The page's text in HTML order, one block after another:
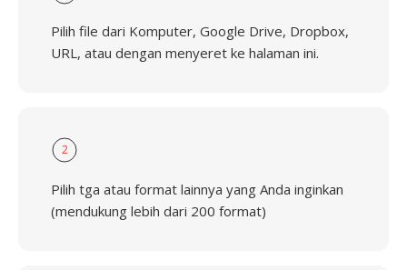
Pilih file dari Komputer, Google Drive, Dropbox,
URL, atau dengan menyeret ke halaman ini.
2
Pilih tga atau format lainnya yang Anda inginkan
(mendukung lebih dari 200 format)